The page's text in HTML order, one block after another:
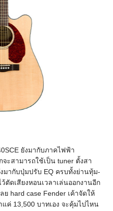
ยังมากับภาคไฟฟ้า
จะสามารถใช้เป็น tuner ตั้งสา
มากับปุ่มปรับ EQ ครบทั้งย่านทุ้ม-
ตัดเสียงหอนเวลาเล่นออกงานอีก
ย hard case Fender เค้าจัดให้
ค่ 13,500 บาทเอง จะคุ้มไปไหน